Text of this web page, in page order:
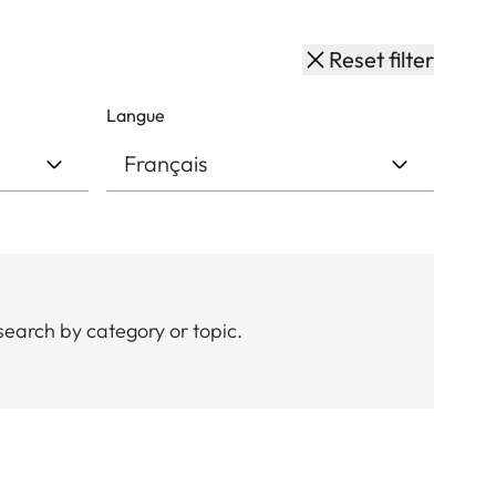
Langue
Reset filter
by category or topic.